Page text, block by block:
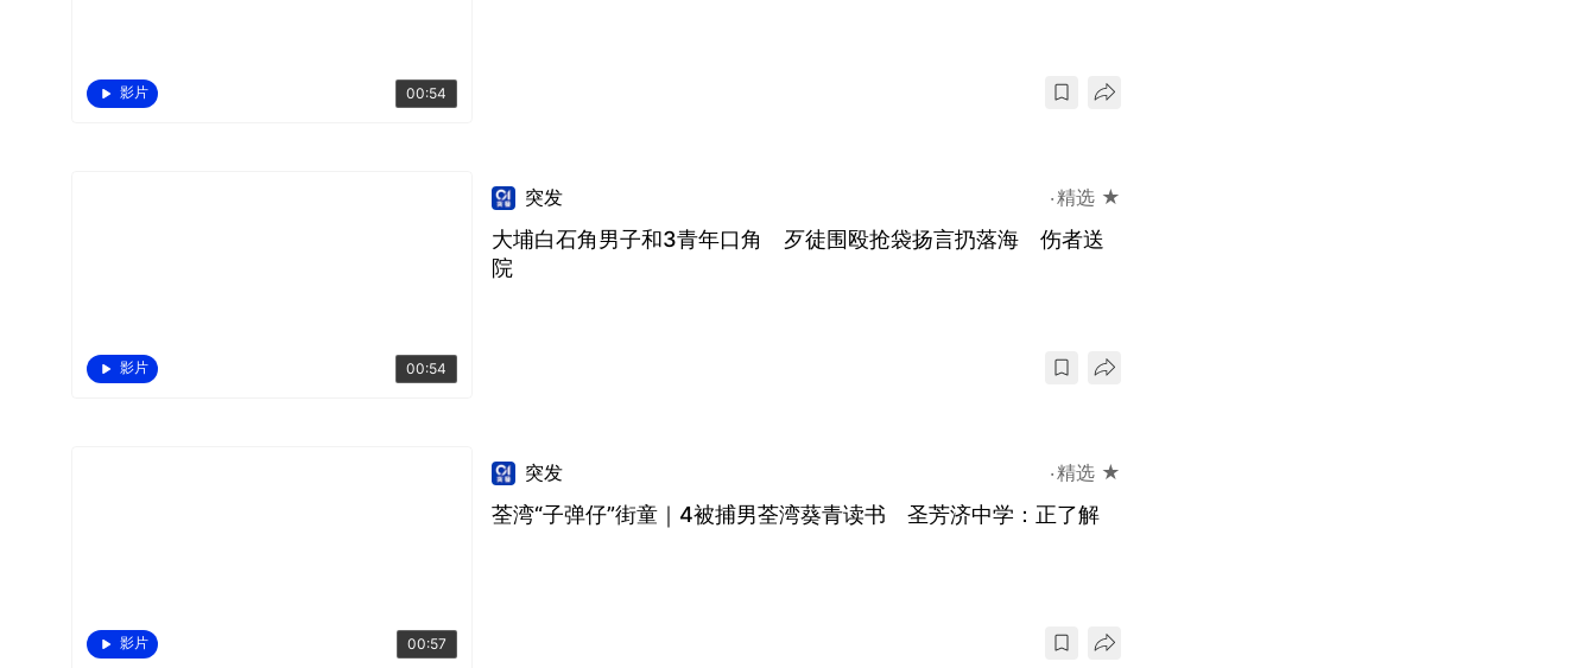
影片 00:54
影片 00:54
突发 精选 ★
大埔白石角男子和3青年口角 歹徒围殴抢袋扬言扔落海 伤者送
院
影片 00:57
突发 精选 ★
荃湾“子弹仔”街童｜4被捕男荃湾葵青读书 圣芳济中学：正了解